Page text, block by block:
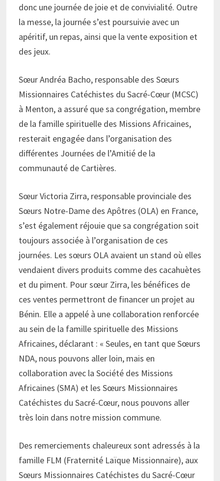
donc une journée de joie et de convivialité. Outre
la messe, la journée s’est poursuivie avec un
apéritif, un repas, ainsi que la vente exposition et
des jeux.
Sœur Andréa Bacho, responsable des Sœurs
Missionnaires Catéchistes du Sacré-Cœur (MCSC)
à Menton, a assuré que sa congrégation, membre
de la famille spirituelle des Missions Africaines,
resterait engagée dans l’organisation des
différentes Journées de l’Amitié de la
communauté de Cartières.
Sœur Victoria Zirra, responsable provinciale des
Sœurs Notre-Dame des Apôtres (OLA) en France,
s’est également réjouie que sa congrégation soit
toujours associée à l’organisation de ces
journées. Les sœurs OLA avaient un stand où elles
vendaient divers produits comme des cacahuètes
et du piment. Pour sœur Zirra, les bénéfices de
ces ventes permettront de financer un projet au
Bénin. Elle a appelé à une collaboration renforcée
au sein de la famille spirituelle des Missions
Africaines, déclarant : « Seules, en tant que Sœurs
NDA, nous pouvons aller loin, mais en
collaboration avec la Société des Missions
Africaines (SMA) et les Sœurs Missionnaires
Catéchistes du Sacré-Cœur, nous pouvons aller
très loin dans notre mission commune.
Des remerciements chaleureux sont adressés à la
famille FLM (Fraternité Laïque Missionnaire), aux
Sœurs Missionnaires Catéchistes du Sacré-Cœur